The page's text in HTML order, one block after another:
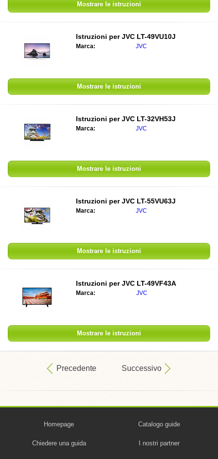
Mostrare le istruzioni
Istruzioni perJVC LT-49VU10J
Marca: JVC
Mostrare le istruzioni
Istruzioni perJVC LT-32VH53J
Marca: JVC
Mostrare le istruzioni
Istruzioni perJVC LT-55VU63J
Marca: JVC
Mostrare le istruzioni
Istruzioni perJVC LT-49VF43A
Marca: JVC
Mostrare le istruzioni
Precedente Successivo
Homepage Catalogo guide
Chiedere una guida I nostri partner